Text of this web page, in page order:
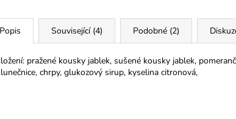
Popis Související (4) Podobné (2)
pražené kousky jablek, sušené kousky jablek,
chrpy, glukozový sirup, kyselina citronová,